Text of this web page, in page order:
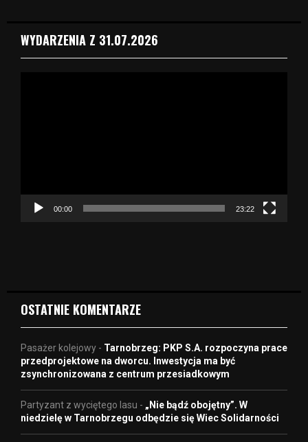
WYDARZENIA Z 31.07.2026
c
00:00 23:22
OSTATNIE KOMENTARZE
Pasażer kolejowy - Tarnobrzeg: PKP S.A. rozpoczyna prace
przedprojektowe na dworcu. Inwestycja ma być
zsynchronizowana z centrum przesiadkowym
Partyzant z wyciętego lasu - „Nie bądź obojętny”. W
niedzielę w Tarnobrzegu odbędzie się Wiec Solidarności